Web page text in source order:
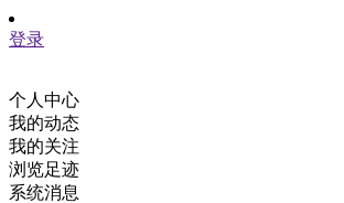
登录
个人中心
我的动态
我的关注
浏览足迹
系统消息